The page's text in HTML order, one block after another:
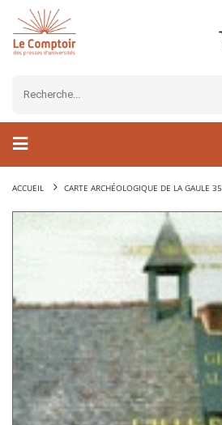
ACCUEIL CARTE ARCHÉOLOGIQUE DE LA GAULE 35